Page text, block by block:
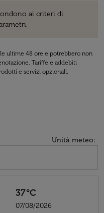
ai criteri di
ultime 48 ore e potrebbero non
Tariffe e addebiti
e servizi opzionali.
Unità meteo:
37°C
07/08/2026